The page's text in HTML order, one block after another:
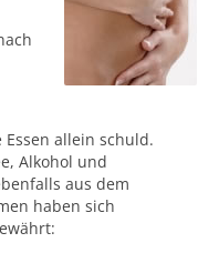
allein schuld.
Alkohol und
aus dem
haben sich